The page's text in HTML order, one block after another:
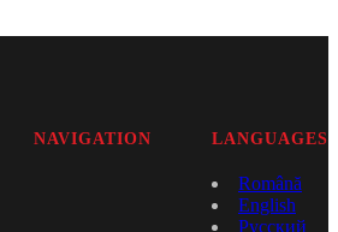
NAVIGATION LANGUAGES
Română
English
Русский